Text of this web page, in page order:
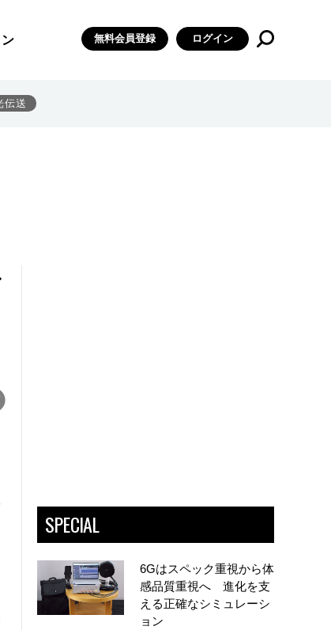
無料会員登録 ログイン
伝送
SPECIAL
6Gはスペック重視から体
感品質重視へ 進化を支
える正確なシミュレーシ
ョン